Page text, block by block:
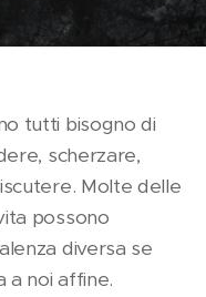
tutti bisogno di
scherzare,
Molte delle
possono
diversa se
a noi affine.